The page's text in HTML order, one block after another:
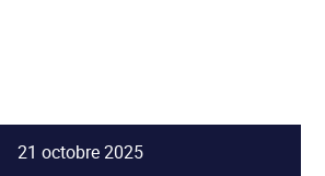
21 octobre 2025